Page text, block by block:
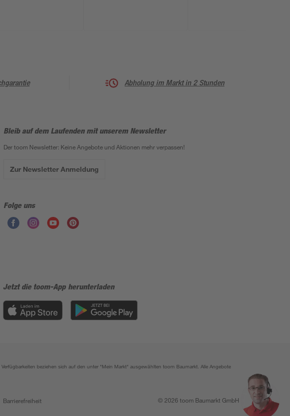
Abholung im Markt in 2 Stunden
Bleib auf dem Laufenden mit unserem Newsletter
Der toom Newsletter: Keine Angebote und Aktionen mehr verpassen!
Zur Newsletter Anmeldung
Folge uns
Jetzt die toom-App herunterladen
beziehen sich auf den unter "Mein Markt" ausgewählten toom Baumarkt. Alle Angebote
Barrierefreiheit © 2026 toom Baumarkt GmbH